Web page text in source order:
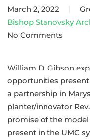
March 2, 2022
Bishop Stanovsky
No Comments
on
Bi-
vocational:
Reimagining
Ministry
Sustainability
and
William D. Gibson
opportunities
a partnership in
planter/innovator
promise of the
present in the UMC